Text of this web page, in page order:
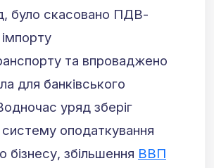
було скасовано ПДВ-
імпорту
та впроваджено
для банківського
уряд зберіг
оподаткування
бізнесу, збільшення ВВП